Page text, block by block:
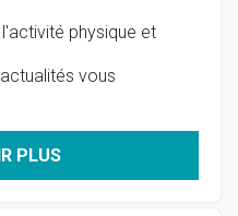
physique et
vous
PLUS